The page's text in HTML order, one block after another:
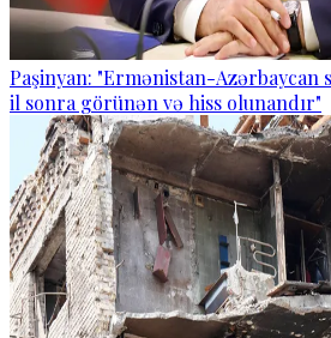
Paşinyan: "Ermənistan-Azərbaycan
il sonra görünən və hiss olunandır"